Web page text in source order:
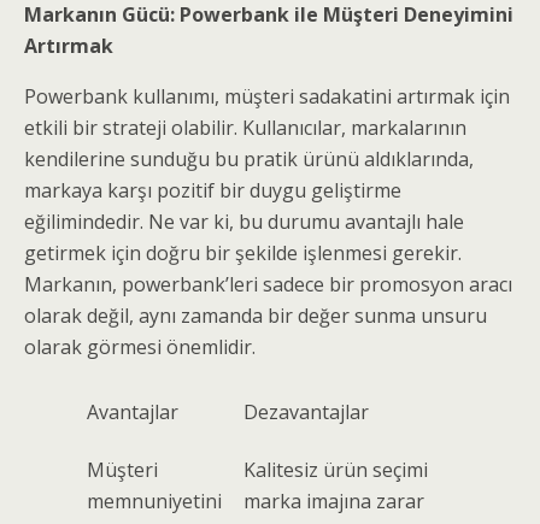
Markanın Gücü: Powerbank ile Müşteri Deneyimini
Artırmak
Powerbank kullanımı, müşteri sadakatini artırmak için
etkili bir strateji olabilir. Kullanıcılar, markalarının
kendilerine sunduğu bu pratik ürünü aldıklarında,
markaya karşı pozitif bir duygu geliştirme
eğilimindedir. Ne var ki, bu durumu avantajlı hale
getirmek için doğru bir şekilde işlenmesi gerekir.
Markanın, powerbank’leri sadece bir promosyon aracı
olarak değil, aynı zamanda bir değer sunma unsuru
olarak görmesi önemlidir.
Avantajlar Dezavantajlar
Müşteri
memnuniyetini
Kalitesiz ürün seçimi
marka imajına zarar